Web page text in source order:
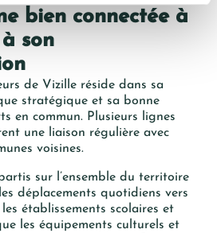
bien connectée à
son
de Vizille réside dans sa
stratégique et sa bonne
en commun. Plusieurs lignes
une liaison régulière avec
voisines.
sur l’ensemble du territoire
déplacements quotidiens vers
les établissements scolaires et
les équipements culturels et